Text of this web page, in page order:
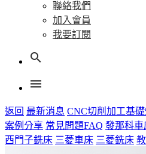
聯絡我們
加入會員
我要訂閱
search
menu
返回 最新消息 CNC切削加工基
案例分享 常見問題FAQ 發那科車
西門子銑床 三菱車床 三菱銑床